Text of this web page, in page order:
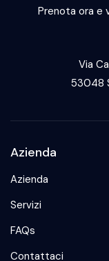
Prenota ora e
Via
53048
Azienda
Azienda
Servizi
FAQs
Contattaci